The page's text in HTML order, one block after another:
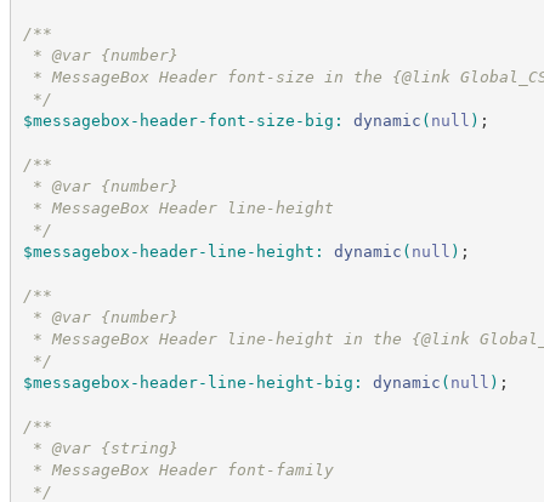
/**
* @var {number}
* MessageBox Header font-size in the {@link
*/
$messagebox-header-font-size-big : dynamic ( null ) ;
/**
* @var {number}
* MessageBox Header line-height
*/
$messagebox-header-line-height : dynamic ( null ) ;
/**
* @var {number}
* MessageBox Header line-height in the {@link
*/
$messagebox-header-line-height-big : dynamic ( null ) ;
/**
* @var {string}
* MessageBox Header font-family
*/